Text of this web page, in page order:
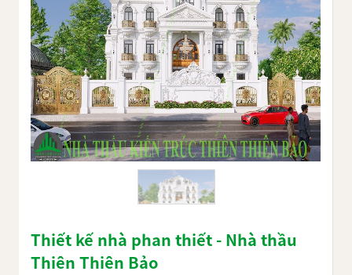
Thiết kế nhà phan thiết - Nhà thầu
Thiên Thiên Bảo